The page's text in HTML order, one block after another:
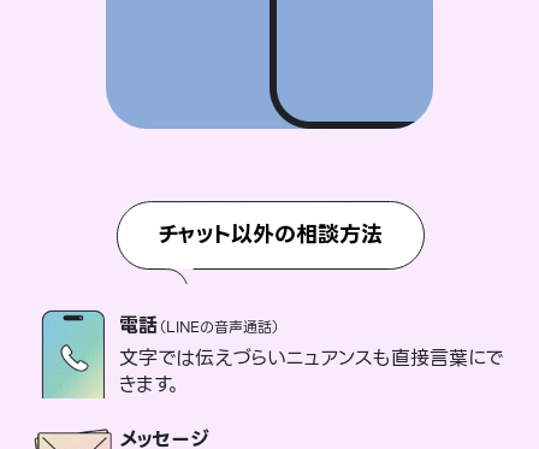
チャット以外の相談方法
電話（LINEの音声通話）
文字では伝えづらいニュアンスも直接言葉にで
きます。
メッセージ